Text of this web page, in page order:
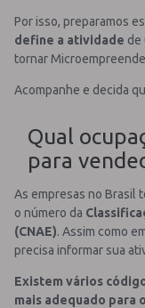
Por isso, preparamos
define a atividade de
tornar
Acompanhe e decida
Qual
para
As empresas no Brasil
o número da
(CNAE). Assim como
precisa informar sua
Existem vários
mais adequado para